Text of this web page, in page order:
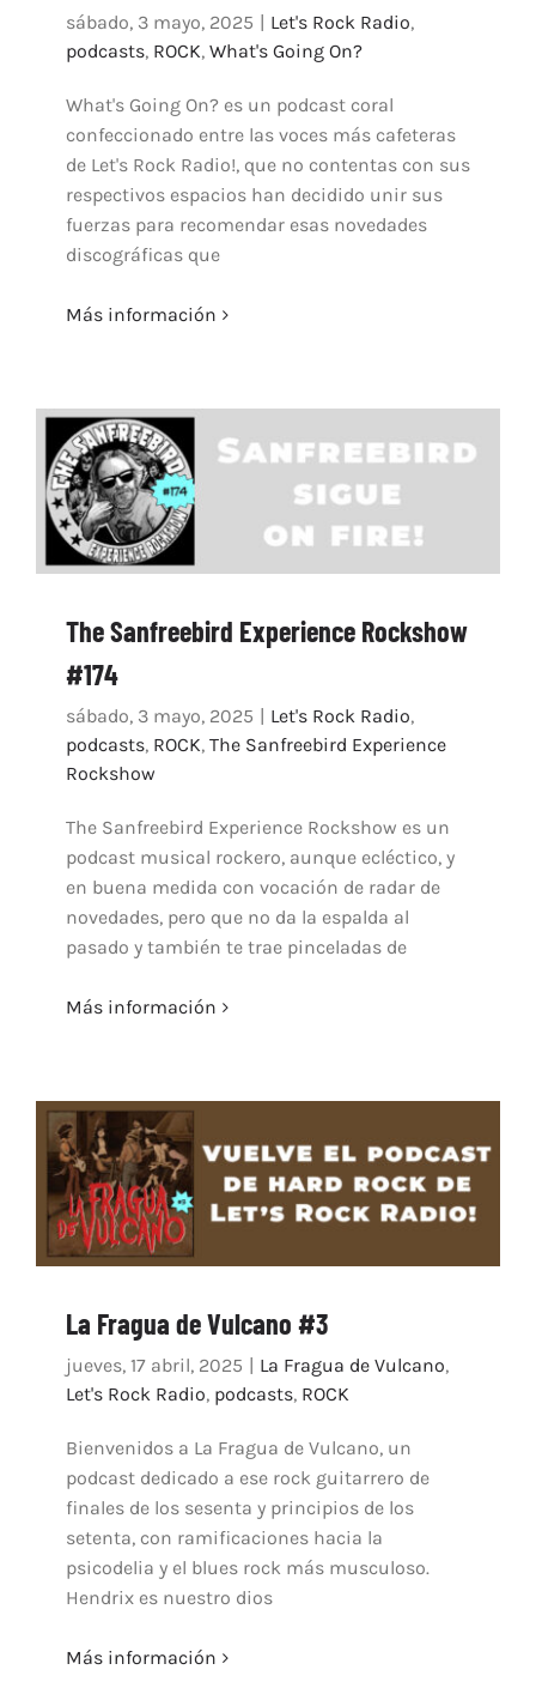
sábado, 3 mayo, 2025 Let's Rock Radio,
podcasts, ROCK, What's Going On?
What's Going On? es un podcast coral
confeccionado entre las voces más cafeteras
de Let's Rock Radio!, que no contentas con sus
respectivos espacios han decidido unir sus
fuerzas para recomendar esas novedades
discográficas que
Más información
The Sanfreebird Experience Rockshow
#174
sábado, 3 mayo, 2025 Let's Rock Radio,
podcasts, ROCK, The Sanfreebird Experience
Rockshow
The Sanfreebird Experience Rockshow es un
podcast musical rockero, aunque ecléctico, y
en buena medida con vocación de radar de
novedades, pero que no da la espalda al
pasado y también te trae pinceladas de
Más información
La Fragua de Vulcano #3
jueves, 17 abril, 2025 La Fragua de Vulcano,
Let's Rock Radio, podcasts, ROCK
Bienvenidos a La Fragua de Vulcano, un
podcast dedicado a ese rock guitarrero de
finales de los sesenta y principios de los
setenta, con ramificaciones hacia la
psicodelia y el blues rock más musculoso.
Hendrix es nuestro dios
Más información